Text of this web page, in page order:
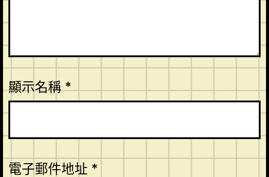
顯示名稱*
電子郵件地址 *